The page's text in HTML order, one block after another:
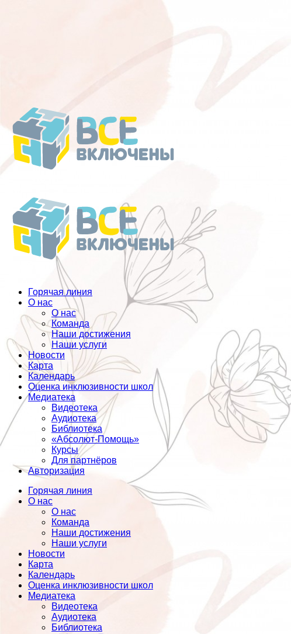
Горячая линия
О нас
О нас
Команда
Наши достижения
Наши услуги
Новости
Карта
Календарь
Оценка инклюзивности школ
Медиатека
Видеотека
Аудиотека
Библиотека
«Абсолют-Помощь»
Курсы
Для партнёров
Авторизация
Горячая линия
О нас
О нас
Команда
Наши достижения
Наши услуги
Новости
Карта
Календарь
Оценка инклюзивности школ
Медиатека
Видеотека
Аудиотека
Библиотека